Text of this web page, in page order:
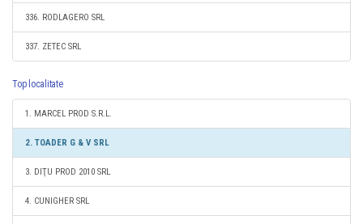
336. RODLAGERO SRL
337. ZETEC SRL
Top localitate
1. MARCEL PROD S.R.L.
2. TOADER G & V SRL
3. DIŢU PROD 2010 SRL
4. CUNIGHER SRL